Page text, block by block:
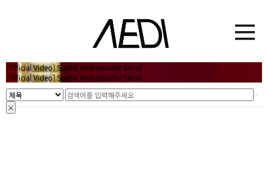
[Official Video] Sofitel Ambassador Seoul
[Official Video] Sofitel Ambassador Seoul
×